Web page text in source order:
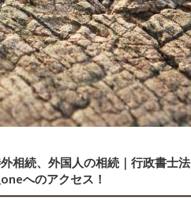
相続、外国人の相続｜行政書士法
へのアクセス！